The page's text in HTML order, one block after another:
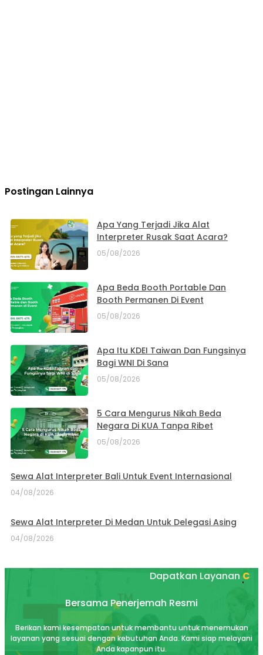
Postingan Lainnya
Apa Yang Terjadi Jika Alat
Interpreter Rusak Saat Acara?
05/08/2026
Apa Beda Booth Portable Dan
Booth Permanen Di Event
05/08/2026
Apa Itu KDEI Taiwan Dan Fungsinya
Bagi WNI Di Sana
05/08/2026
5 Cara Mengurus Nikah Beda
Negara Di KUA Tanpa Ribet
05/08/2026
Sewa Alat Interpreter Bali Untuk Event Internasional
04/08/2026
Sewa Alat Interpreter Di Medan Untuk Delegasi Asing
04/08/2026
Dapatkan LayananAkurat
Bersama Penerjemah Resmi
Berikan kami kesempatan untuk membantu untuk menemukan
layanan yang sesuai dengan kebutuhan Anda. Kami siap melayani
Anda kapanpun itu.